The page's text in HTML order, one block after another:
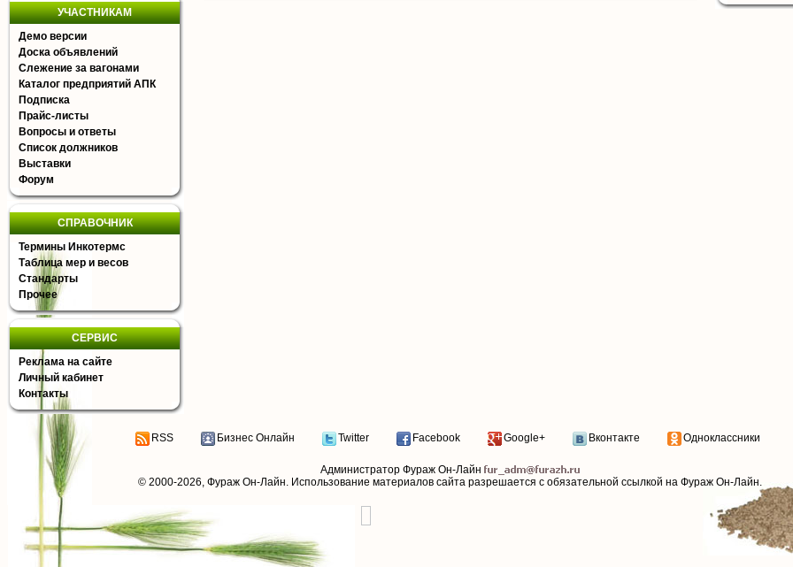
УЧАСТНИКАМ
Демо версии
Доска объявлений
Слежение за вагонами
Каталог предприятий АПК
Подписка
Прайс-листы
Вопросы и ответы
Список должников
Выставки
Форум
СПРАВОЧНИК
Термины Инкотермс
Таблица мер и весов
Стандарты
Прочее
СЕРВИС
Реклама на сайте
Личный кабинет
Контакты
RSS Бизнес Онлайн Twitter Facebook Google+ Вконтакте Одноклассники
Администратор Фураж Он-Лайн
© 2000-2026, Фураж Он-Лайн. Использование материалов сайта разрешается с обязательной ссылкой на Фураж Он-Лайн.